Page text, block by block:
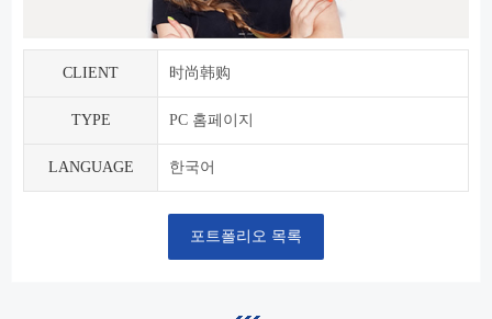
CLIENT 时尚韩购
TYPE PC 홈페이지
LANGUAGE 한국어
포트폴리오 목록